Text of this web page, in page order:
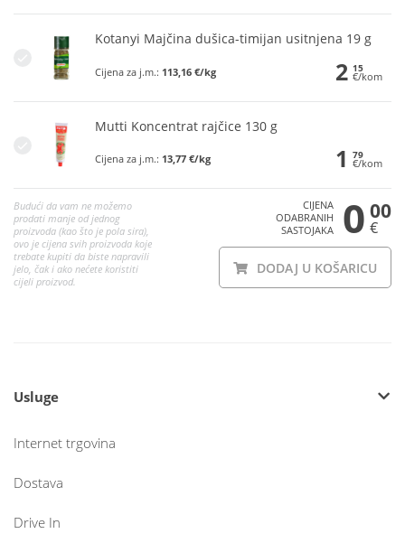
Kotanyi Majčina dušica-timijan usitnjena 19 g
Cijena za j.m.: 113,16 €/kg 2 15
€/kom
Mutti Koncentrat rajčice 130 g
Cijena za j.m.: 13,77 €/kg 1 79
€/kom
Budući da vam ne možemo
prodati manje od jednog
proizvoda (kao što je pola sira),
ovo je cijena svih proizvoda koje
trebate kupiti da biste napravili
jelo, čak i ako nećete koristiti
cijeli proizvod.
CIJENA
ODABRANIH
SASTOJAKA
0 00
€
DODAJ U KOŠARICU
Usluge
Internet trgovina
Dostava
Drive In